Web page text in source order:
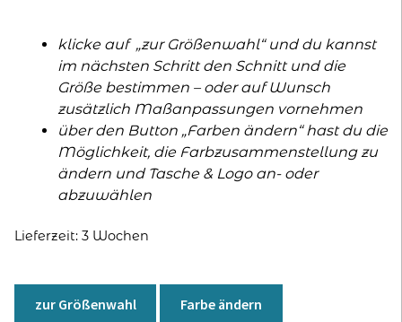
klicke auf „zur Größenwahl“ und du kannst
im nächsten Schritt den Schnitt und die
Größe bestimmen – oder auf Wunsch
zusätzlich Maßanpassungen vornehmen
über den Button „Farben ändern“ hast du die
Möglichkeit, die Farbzusammenstellung zu
ändern und Tasche & Logo an- oder
abzuwählen
Lieferzeit: 3 Wochen
zur Größenwahl Farbe ändern